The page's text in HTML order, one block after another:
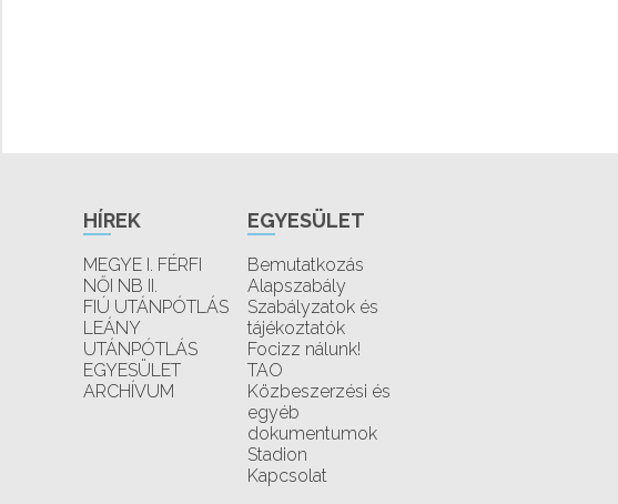
HÍREK
MEGYE I. FÉRFI
NŐI NB II.
FIÚ UTÁNPÓTLÁS
LEÁNY
UTÁNPÓTLÁS
EGYESÜLET
ARCHÍVUM
EGYESÜLET
Bemutatkozás
Alapszabály
Szabályzatok és
tájékoztatók
Focizz nálunk!
TAO
Közbeszerzési és
egyéb
dokumentumok
Stadion
Kapcsolat